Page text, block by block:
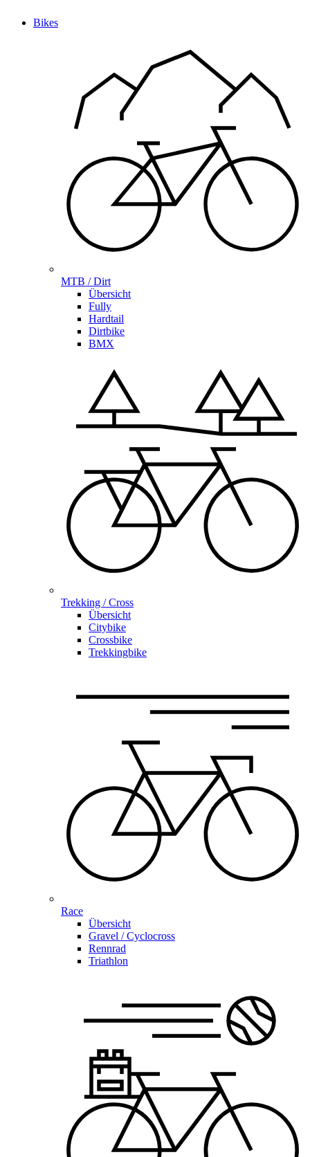
Bikes
MTB / Dirt
Übersicht
Fully
Hardtail
Dirtbike
BMX
Trekking / Cross
Übersicht
Citybike
Crossbike
Trekkingbike
Race
Übersicht
Gravel / Cyclocross
Rennrad
Triathlon